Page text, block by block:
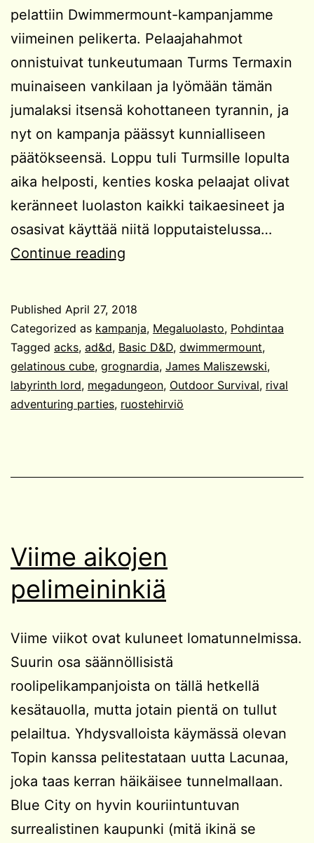
pelattiin Dwimmermount-kampanjamme
viimeinen pelikerta. Pelaajahahmot
onnistuivat tunkeutumaan Turms Termaxin
muinaiseen vankilaan ja lyömään tämän
jumalaksi itsensä kohottaneen tyrannin, ja
nyt on kampanja päässyt kunnialliseen
päätökseensä. Loppu tuli Turmsille lopulta
aika helposti, kenties koska pelaajat olivat
keränneet luolaston kaikki taikaesineet ja
osasivat käyttää niitä lopputaistelussa…
Continue reading
Published April 27, 2018
Categorized as kampanja, Megaluolasto, Pohdintaa
Tagged acks, ad&d, Basic D&D, dwimmermount,
gelatinous cube, grognardia, James Maliszewski,
labyrinth lord, megadungeon, Outdoor Survival, rival
adventuring parties, ruostehirviö
Viime aikojen
pelimeininkiä
Viime viikot ovat kuluneet lomatunnelmissa.
Suurin osa säännöllisistä
roolipelikampanjoista on tällä hetkellä
kesätauolla, mutta jotain pientä on tullut
pelailtua. Yhdysvalloista käymässä olevan
Topin kanssa pelitestataan uutta Lacunaa,
joka taas kerran häikäisee tunnelmallaan.
Blue City on hyvin kouriintuntuvan
surrealistinen kaupunki (mitä ikinä se